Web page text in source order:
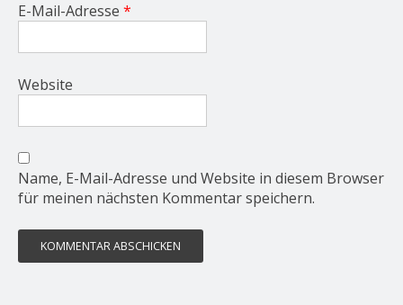
E-Mail-Adresse *
Website
Name, E-Mail-Adresse und Website in diesem Browser
für meinen nächsten Kommentar speichern.